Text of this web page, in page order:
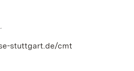
stuttgart.de/cmt